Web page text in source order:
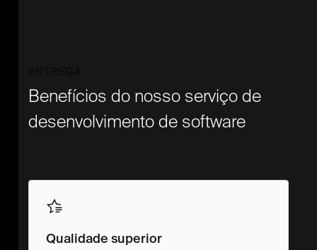
Benefícios do nosso serviço de
desenvolvimento de software
Qualidade superior